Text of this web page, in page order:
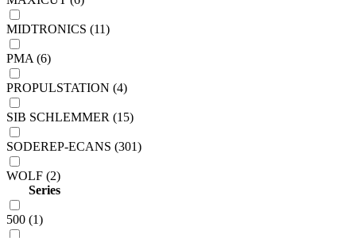
MIDTRONICS (11)
PMA (6)
PROPULSTATION (4)
SIB SCHLEMMER (15)
SODEREP-ECANS (301)
WOLF (2)
Series
500 (1)